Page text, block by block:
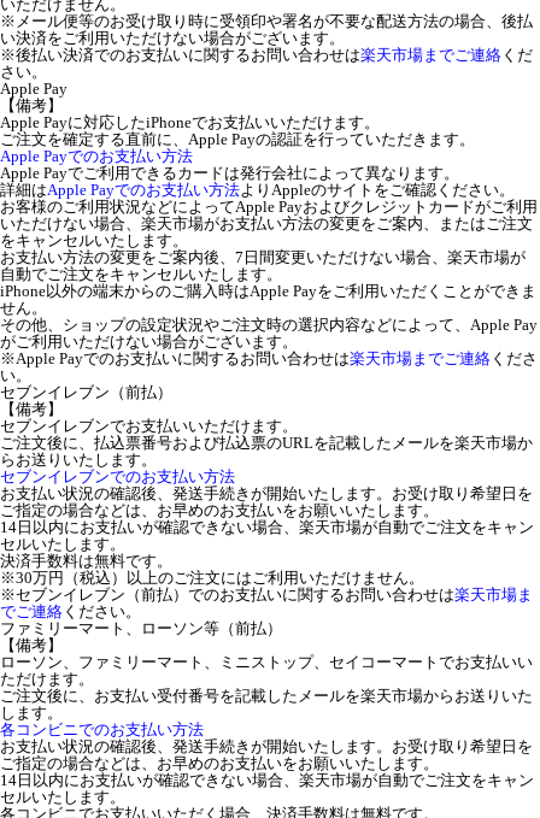
いただけません。
※メール便等のお受け取り時に受領印や署名が不要な配送方法の場合、後払
い決済をご利用いただけない場合がございます。
※後払い決済でのお支払いに関するお問い合わせは楽天市場までご連絡 くだ
さい。
Apple Pay
【備考】
Apple Payに対応したiPhoneでお支払いいただけます。
ご注文を確定する直前に、Apple Payの認証を行っていただきます。
Apple Payでのお支払い方法
Apple Payでご利用できるカードは発行会社によって異なります。
詳細はApple Payでのお支払い方法よりAppleのサイトをご確認ください。
お客様のご利用状況などによってApple Payおよびクレジットカードがご利用
いただけない場合、楽天市場がお支払い方法の変更をご案内、またはご注文
をキャンセルいたします。
お支払い方法の変更をご案内後、7日間変更いただけない場合、楽天市場が
自動でご注文をキャンセルいたします。
iPhone以外の端末からのご購入時はApple Payをご利用いただくことができま
せん。
その他、ショップの設定状況やご注文時の選択内容などによって、Apple Pay
がご利用いただけない場合がございます。
※Apple Payでのお支払いに関するお問い合わせは楽天市場までご連絡 くださ
い。
セブンイレブン（前払）
【備考】
セブンイレブンでお支払いいただけます。
ご注文後に、払込票番号および払込票のURLを記載したメールを楽天市場か
らお送りいたします。
セブンイレブンでのお支払い方法
お支払い状況の確認後、発送手続きが開始いたします。お受け取り希望日を
ご指定の場合などは、お早めのお支払いをお願いいたします。
14日以内にお支払いが確認できない場合、楽天市場が自動でご注文をキャン
セルいたします。
決済手数料は無料です。
※30万円（税込）以上のご注文にはご利用いただけません。
※セブンイレブン（前払）でのお支払いに関するお問い合わせは楽天市場ま
でご連絡 ください。
ファミリーマート、ローソン等（前払）
【備考】
ローソン、ファミリーマート、ミニストップ、セイコーマートでお支払いい
ただけます。
ご注文後に、お支払い受付番号を記載したメールを楽天市場からお送りいた
します。
各コンビニでのお支払い方法
お支払い状況の確認後、発送手続きが開始いたします。お受け取り希望日を
ご指定の場合などは、お早めのお支払いをお願いいたします。
14日以内にお支払いが確認できない場合、楽天市場が自動でご注文をキャン
セルいたします。
各コンビニでお支払いいただく場合、決済手数料は無料です。